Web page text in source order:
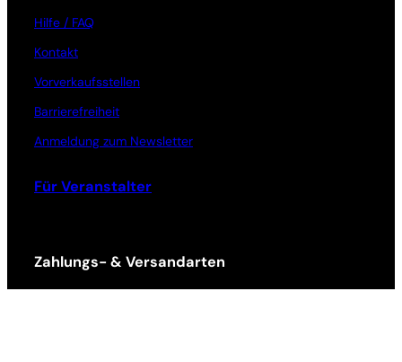
Hilfe / FAQ
Kontakt
Vorverkaufsstellen
Barrierefreiheit
Anmeldung zum Newsletter
Für Veranstalter
Zahlungs- & Versandarten